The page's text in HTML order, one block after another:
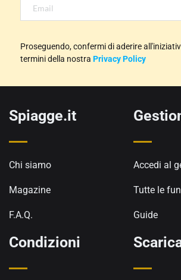
Proseguendo, confermi di aderire
termini della nostra Privacy Policy
Spiagge.it
Chi siamo
Magazine
F.A.Q.
Accedi al
Tutte le
Guide
Condizioni